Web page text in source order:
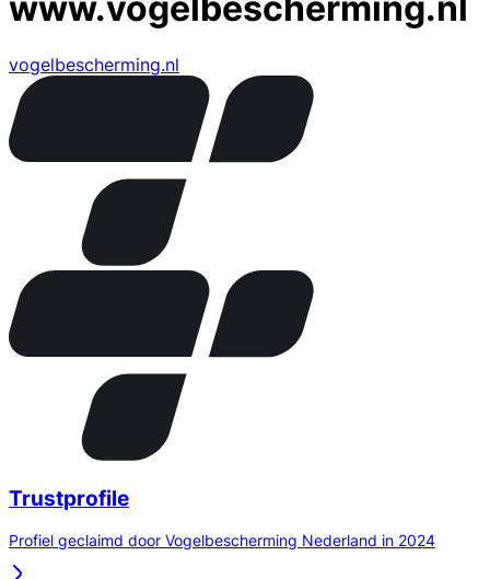
www.vogelbescherming.nl
vogelbescherming.nl
Trustprofile
Profiel geclaimd door Vogelbescherming Nederland in 2024